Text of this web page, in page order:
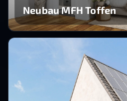
Neubau MFH Toffen